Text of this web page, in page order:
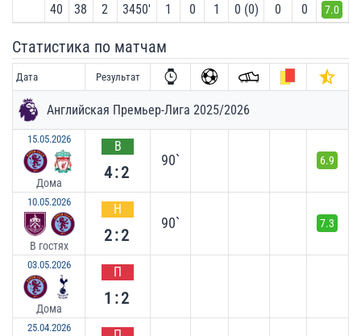
40 38 2 3450′ 1 0 1 0 (0) 0 0 7.0
Статистика по матчам
Дата Результат
Английская Премьер-Лига 2025/2026
15.05.2026
Дома
В
4:2
90` 6.9
10.05.2026
В гостях
Н
2:2
90` 7.3
03.05.2026
Дома
П
1:2
25.04.2026